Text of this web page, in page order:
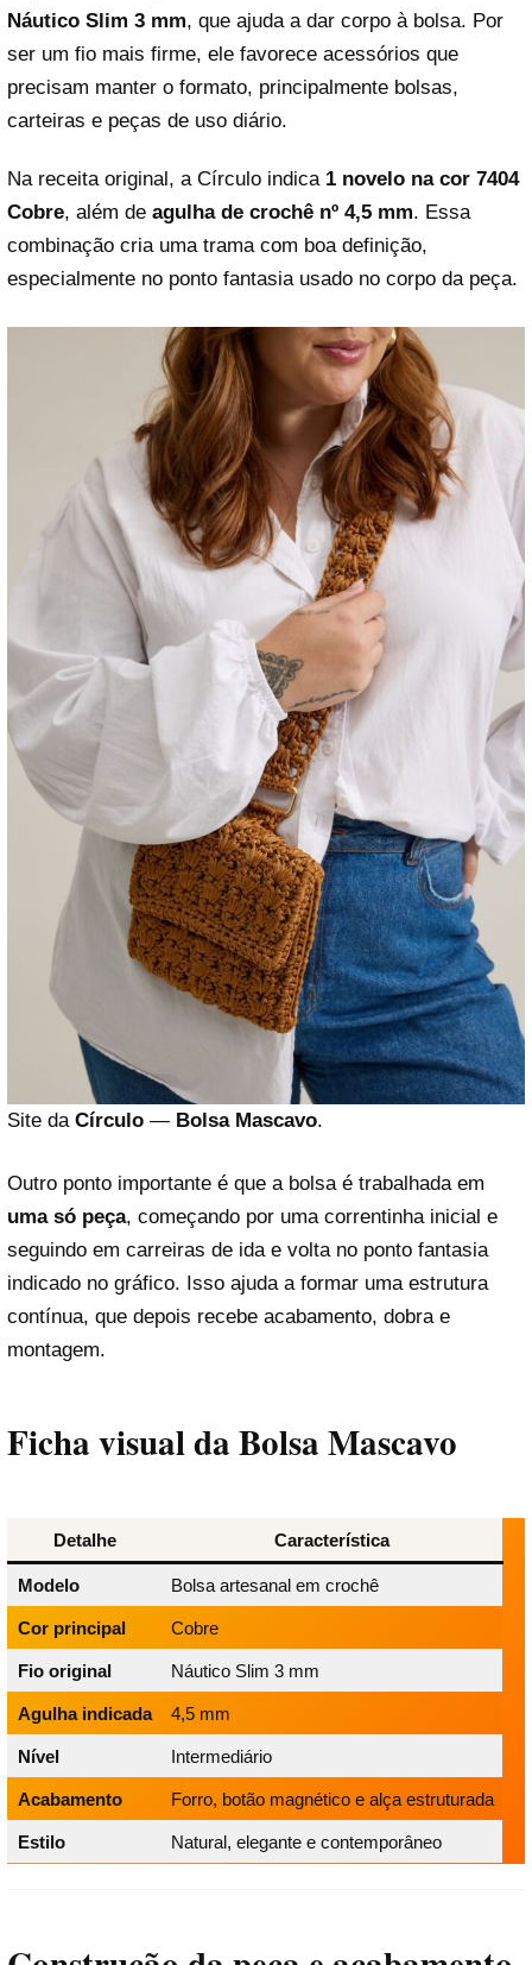
Náutico Slim 3 mm, que ajuda a dar corpo à bolsa. Por
ser um fio mais firme, ele favorece acessórios que
precisam manter o formato, principalmente bolsas,
carteiras e peças de uso diário.
Na receita original, a Círculo indica 1 novelo na cor 7404
Cobre, além de agulha de crochê nº 4,5 mm. Essa
combinação cria uma trama com boa definição,
especialmente no ponto fantasia usado no corpo da peça.
Site da Círculo — Bolsa Mascavo.
Outro ponto importante é que a bolsa é trabalhada em
uma só peça, começando por uma correntinha inicial e
seguindo em carreiras de ida e volta no ponto fantasia
indicado no gráfico. Isso ajuda a formar uma estrutura
contínua, que depois recebe acabamento, dobra e
montagem.
Ficha visual da Bolsa Mascavo
Detalhe Característica
Modelo Bolsa artesanal em crochê
Cor principal Cobre
Fio original Náutico Slim 3 mm
Agulha indicada 4,5 mm
Nível Intermediário
Acabamento Forro, botão magnético e alça estruturada
Estilo Natural, elegante e contemporâneo